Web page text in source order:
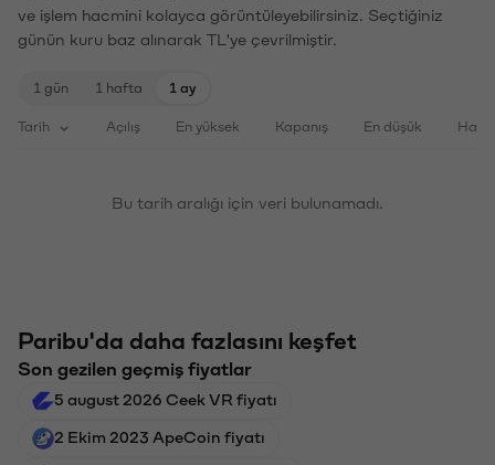
ve işlem hacmini kolayca görüntüleyebilirsiniz. Seçtiğiniz
günün kuru baz alınarak TL'ye çevrilmiştir.
1 gün 1 hafta 1 ay
Tarih Açılış En yüksek Kapanış En düşük
Bu tarih aralığı için veri bulunamadı.
Paribu'da daha fazlasını keşfet
Son gezilen geçmiş fiyatlar
5 august 2026 Ceek VR fiyatı
2 Ekim 2023 ApeCoin fiyatı